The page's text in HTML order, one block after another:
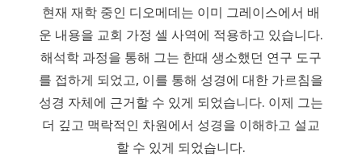
현재 재학 중인 디오메데는 이미 그레이스에서 배
운 내용을 교회 가정 셀 사역에 적용하고 있습니다.
해석학 과정을 통해 그는 한때 생소했던 연구 도구
를 접하게 되었고, 이를 통해 성경에 대한 가르침을
성경 자체에 근거할 수 있게 되었습니다. 이제 그는
더 깊고 맥락적인 차원에서 성경을 이해하고 설교
할 수 있게 되었습니다.